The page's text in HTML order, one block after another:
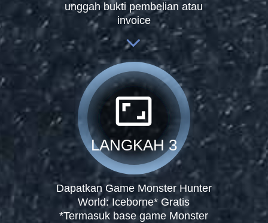
unggah bukti pembelian atau
invoice
aspect_ratio
LANGKAH 3
Dapatkan Game Monster Hunter
World: Iceborne* Gratis
*Termasuk base game Monster